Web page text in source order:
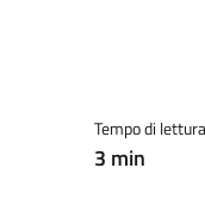
Tempo di
3 min